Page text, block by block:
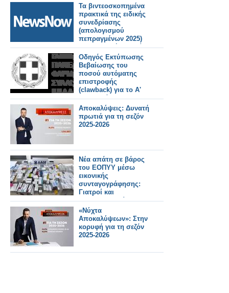
Τα βιντεοσκοπημένα
πρακτικά της ειδικής
συνεδρίασης
(απολογισμού
πεπραγμένων 2025)
της Κυριακή 5 Ιουλίου
2026.
Οδηγός Εκτύπωσης
Βεβαίωσης του
ποσού αυτόματης
επιστροφής
(clawback) για το Α'
και Β' εξάμηνο 2025
Αποκαλύψεις: Δυνατή
πρωτιά για τη σεζόν
2025-2026
Νέα απάτη σε βάρος
του ΕΟΠΥΥ μέσω
εικονικής
συνταγογράφησης:
Γιατροί και
φαρμακοποιοί στο
κόλπο, άνω των
400.000 ευρώ η ζημιά
«Νύχτα
Αποκαλύψεων»: Στην
κορυφή για τη σεζόν
2025-2026